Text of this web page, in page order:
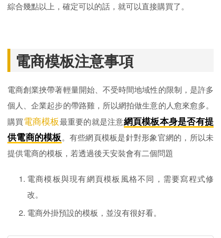
綜合幾點以上，確定可以的話，就可以直接購買了。
電商模板注意事項
電商創業挾帶著輕量開始、不受時間地域性的限制，是許多
個人、企業起步的帶路雞，所以網拍做生意的人愈來愈多。
購買電商模板最重要的就是注意網頁模板本身是否有提
供電商的模板。有些網頁模板是針對形象官網的，所以未
提供電商的模板，若透過後天安裝會有二個問題
電商模板與現有網頁模板風格不同，需要寫程式修
改。
電商外掛預設的模板，並沒有很好看。